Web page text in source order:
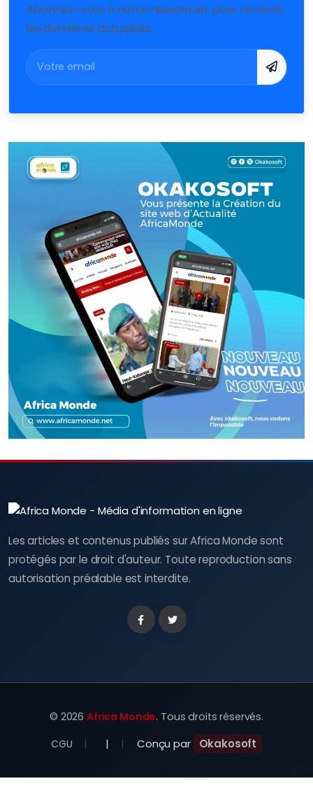
Abonnez-vous à notre newsletter pour recevoir
les dernières actualités.
Les articles et contenus publiés sur Africa Monde sont
protégés par le droit d'auteur. Toute reproduction sans
autorisation préalable est interdite.
FacebookTwitter
© 2026 Africa Monde. Tous droits réservés.
CGU | Conçu par Okakosoft